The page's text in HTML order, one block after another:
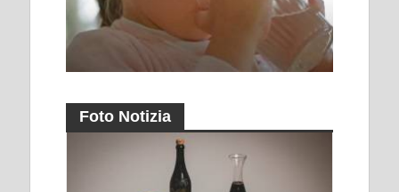
Foto Notizia